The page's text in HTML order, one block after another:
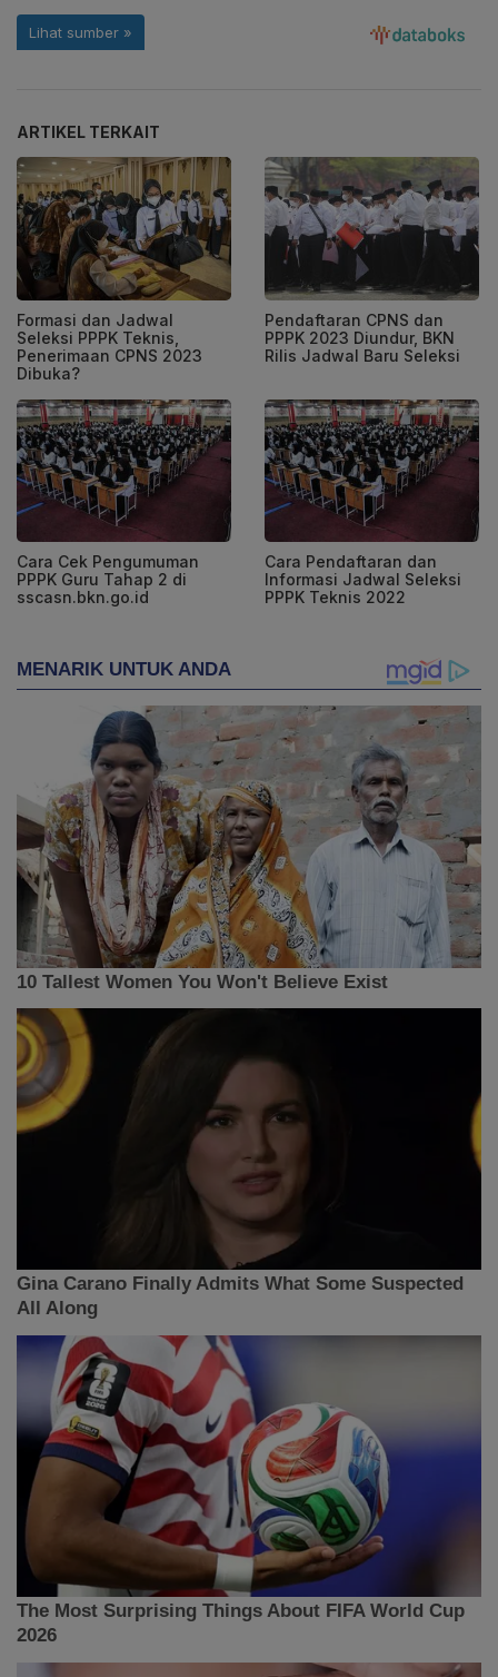
ARTIKEL TERKAIT
Formasi dan Jadwal
Seleksi PPPK Teknis,
Penerimaan CPNS 2023
Dibuka?
Pendaftaran CPNS dan
PPPK 2023 Diundur, BKN
Rilis Jadwal Baru Seleksi
Cara Cek Pengumuman
PPPK Guru Tahap 2 di
sscasn.bkn.go.id
Cara Pendaftaran dan
Informasi Jadwal Seleksi
PPPK Teknis 2022